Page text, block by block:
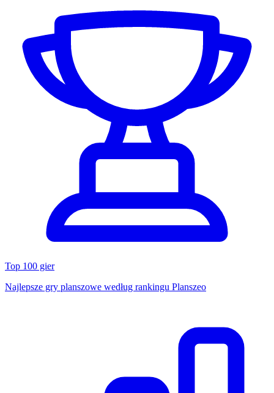
Top 100 gier
Najlepsze gry planszowe według rankingu Planszeo